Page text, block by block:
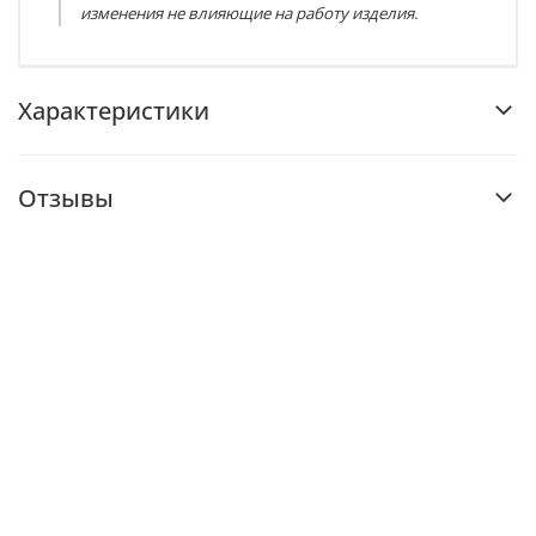
изменения не влияющие на работу изделия.
Характеристики
Отзывы